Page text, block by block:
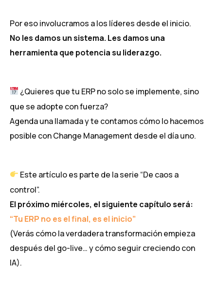
Por eso involucramos a los líderes desde el inicio.
No les damos un sistema. Les damos una
herramienta que potencia su liderazgo.
¿Quieres que tu ERP no solo se implemente, sino
que se adopte con fuerza?
Agenda una llamada y te contamos cómo lo hacemos
posible con Change Management desde el día uno.
Este artículo es parte de la serie “De caos a
control”.
El próximo miércoles, el siguiente capítulo será:
“Tu ERP no es el final, es el inicio”
(Verás cómo la verdadera transformación empieza
después del go-live… y cómo seguir creciendo con
IA).